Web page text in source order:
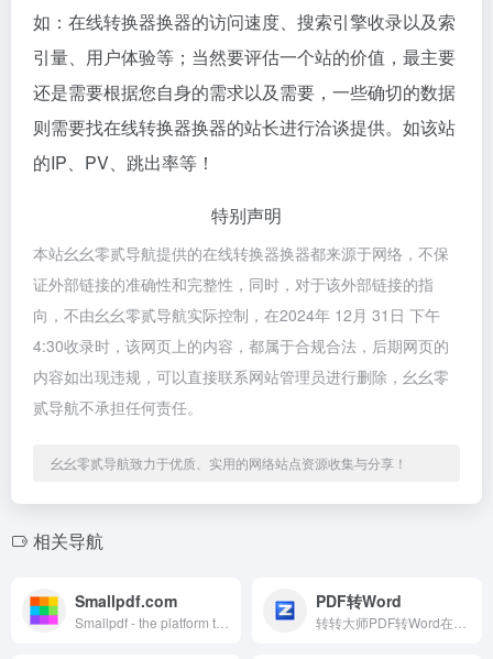
如：在线转换器换器的访问速度、搜索引擎收录以及索
引量、用户体验等；当然要评估一个站的价值，最主要
还是需要根据您自身的需求以及需要，一些确切的数据
则需要找在线转换器换器的站长进行洽谈提供。如该站
的IP、PV、跳出率等！
特别声明
本站幺幺零贰导航提供的在线转换器换器都来源于网络，不保
证外部链接的准确性和完整性，同时，对于该外部链接的指
向，不由幺幺零贰导航实际控制，在2024年 12月 31日 下午
4:30收录时，该网页上的内容，都属于合规合法，后期网页的
内容如出现违规，可以直接联系网站管理员进行删除，幺幺零
贰导航不承担任何责任。
幺幺零贰导航致力于优质、实用的网络站点资源收集与分享！
相关导航
Smallpdf.com PDF转Word